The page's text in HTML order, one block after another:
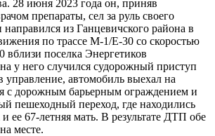
28 июня 2023 года он, приняв
препараты, сел за руль своего
из Ганцевичского района в
по трассе М-1/Е-30 со скоростью
вблизи поселка Энергетиков
у него случился судорожный приступ
управление, автомобиль выехал на
с дорожным барьерным ограждением и
пешеходный переход, где находились
ее 67-летняя мать. В результате ДТП обе
месте.